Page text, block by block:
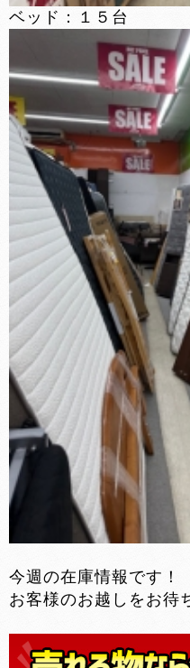
ベッド：１５台
今週の在庫情報です！
お客様のお越しをお待